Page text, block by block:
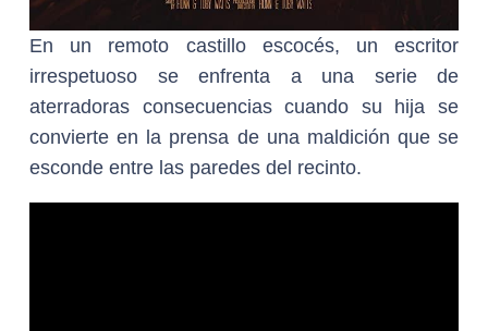
En un remoto castillo escocés, un escritor
irrespetuoso se enfrenta a una serie de
aterradoras consecuencias cuando su hija se
convierte en la prensa de una maldición que se
esconde entre las paredes del recinto.